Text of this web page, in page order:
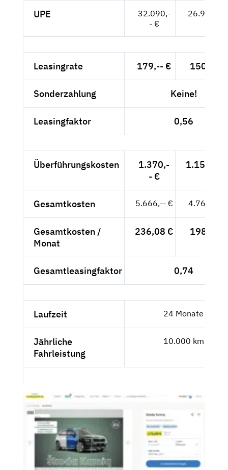
UPE
32.090,-
- €
26.966,--
Leasingrate 179,-- € 150,42 €
Sonderzahlung Keine!
Leasingfaktor 0,56
Überführungskosten
1.370,-
- €
1.151,26
Gesamtkosten 5.666,-- € 4.761,34
Gesamtkosten /
Monat
236,08 € 198,39 €
Gesamtleasingfaktor 0,74
Laufzeit 24 Monate
Jährliche
Fahrleistung
10.000 km